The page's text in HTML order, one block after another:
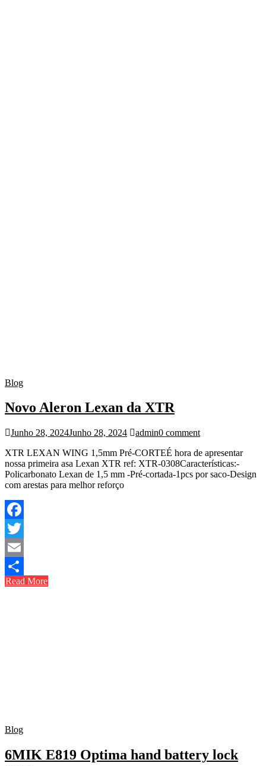
Blog
Novo Aleron Lexan da XTR
Junho 28, 2024Junho 28, 2024 admin0 comment
XTR LEXAN WING 1,5mm Pré-CORTEÉ hora de apresentar
nossa primeira asa Lexan XTR ref: XTR-0308Características:-
Policarbonato Lexan de 1,5 mm -Pré-cortada-1pcs por saco-Design
com arestas para melhor reforço
Facebook
Twitter
Email
Share
Read More
Blog
6MIK E819 Optima hand battery lock